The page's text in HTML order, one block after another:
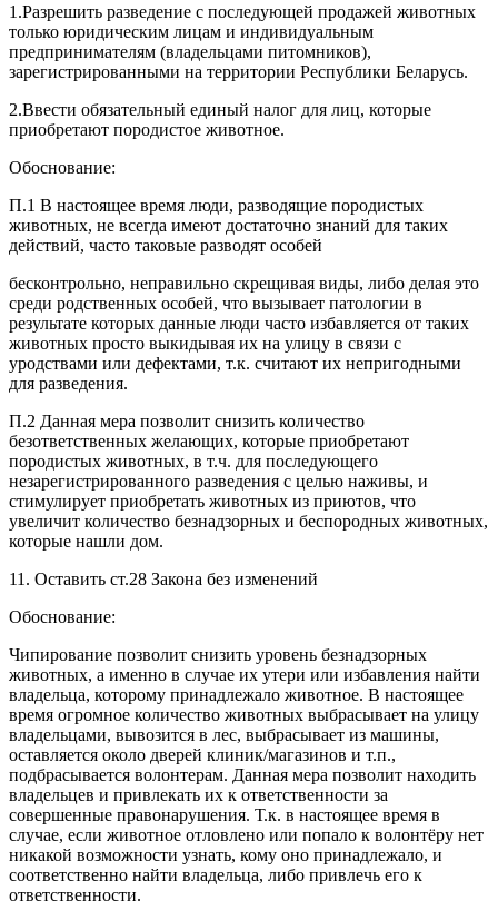
1.Разрешить разведение с последующей продажей животных
только юридическим лицам и индивидуальным
предпринимателям (владельцами питомников),
зарегистрированными на территории Республики Беларусь.
2.Ввести обязательный единый налог для лиц, которые
приобретают породистое животное.
Обоснование:
П.1 В настоящее время люди, разводящие породистых
животных, не всегда имеют достаточно знаний для таких
действий, часто таковые разводят особей
бесконтрольно, неправильно скрещивая виды, либо делая это
среди родственных особей, что вызывает патологии в
результате которых данные люди часто избавляется от таких
животных просто выкидывая их на улицу в связи с
уродствами или дефектами, т.к. считают их непригодными
для разведения.
П.2 Данная мера позволит снизить количество
безответственных желающих, которые приобретают
породистых животных, в т.ч. для последующего
незарегистрированного разведения с целью наживы, и
стимулирует приобретать животных из приютов, что
увеличит количество безнадзорных и беспородных животных,
которые нашли дом.
11. Оставить ст.28 Закона без изменений
Обоснование:
Чипирование позволит снизить уровень безнадзорных
животных, а именно в случае их утери или избавления найти
владельца, которому принадлежало животное. В настоящее
время огромное количество животных выбрасывает на улицу
владельцами, вывозится в лес, выбрасывает из машины,
оставляется около дверей клиник/магазинов и т.п.,
подбрасывается волонтерам. Данная мера позволит находить
владельцев и привлекать их к ответственности за
совершенные правонарушения. Т.к. в настоящее время в
случае, если животное отловлено или попало к волонтёру нет
никакой возможности узнать, кому оно принадлежало, и
соответственно найти владельца, либо привлечь его к
ответственности.